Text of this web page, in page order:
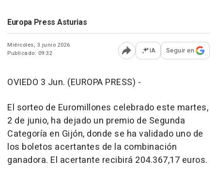
Europa Press Asturias
Miércoles, 3 junio 2026
Publicado: 09:32
Abrir opciones para
IA Seguir en
OVIEDO 3 Jun. (EUROPA PRESS) -
El sorteo de Euromillones celebrado este martes,
2 de junio, ha dejado un premio de Segunda
Categoría en Gijón, donde se ha validado uno de
los boletos acertantes de la combinación
ganadora. El acertante recibirá 204.367,17 euros.